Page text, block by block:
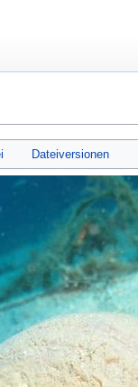
Dateiversionen